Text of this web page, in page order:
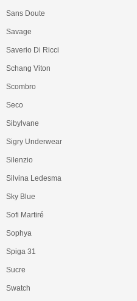
Sans Doute
Savage
Saverio Di Ricci
Schang Viton
Scombro
Seco
Sibylvane
Sigry Underwear
Silenzio
Silvina Ledesma
Sky Blue
Sofi Martiré
Sophya
Spiga 31
Sucre
Swatch